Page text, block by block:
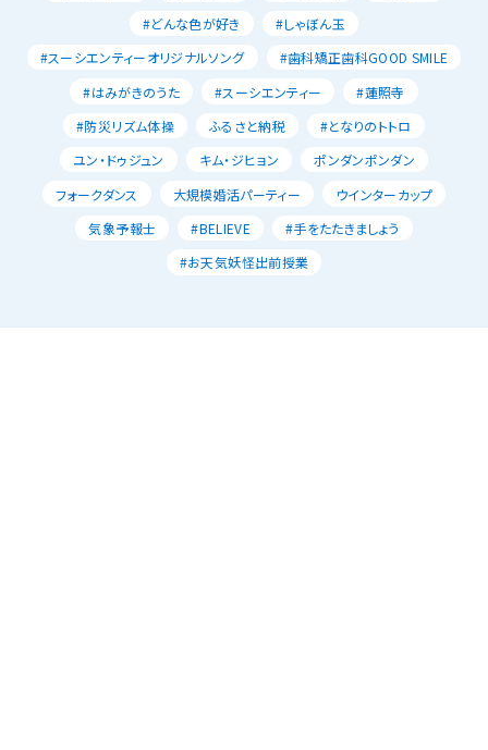
#どんな色が好き
#しゃぼん玉
#スーシエンティーオリジナルソング
#歯科矯正歯科GOOD SMILE
#はみがきのうた
#スーシエンティー
#蓮照寺
#防災リズム体操
ふるさと納税
#となりのトトロ
ユン・ドゥジュン
キム・ジヒョン
ポンダンポンダン
フォークダンス
大規模婚活パーティー
ウインターカップ
気象予報士
#BELIEVE
#手をたたきましょう
#お天気妖怪出前授業